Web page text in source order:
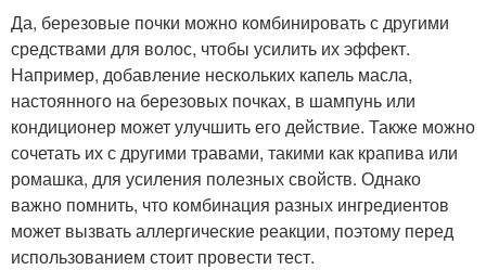
Да, березовые почки можно комбинировать с другими
средствами для волос, чтобы усилить их эффект.
Например, добавление нескольких капель масла,
настоянного на березовых почках, в шампунь или
кондиционер может улучшить его действие. Также можно
сочетать их с другими травами, такими как крапива или
ромашка, для усиления полезных свойств. Однако
важно помнить, что комбинация разных ингредиентов
может вызвать аллергические реакции, поэтому перед
использованием стоит провести тест.